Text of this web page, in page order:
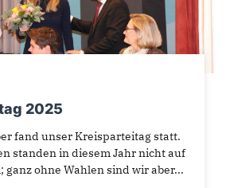
2025
fand unser Kreisparteitag statt.
standen in diesem Jahr nicht auf
ganz ohne Wahlen sind wir aber...